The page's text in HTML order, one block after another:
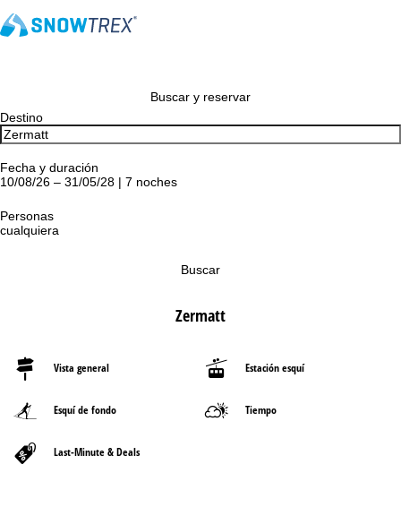
Buscar y reservar
Destino
Fecha y duración
10/08/26 – 31/05/28 | 7 noches
Personas
cualquiera
Buscar
Zermatt
Vista general Estación esquí
Esquí de fondo Tiempo
Last-Minute & Deals